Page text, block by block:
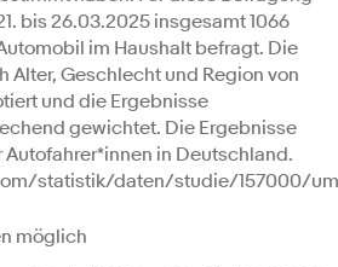
bis 26.03.2025 insgesamt 1066
im Haushalt befragt. Die
Alter, Geschlecht und Region von
und die Ergebnisse
gewichtet. Die Ergebnisse
in Deutschland.
statistik/daten/studie/157000/
möglich